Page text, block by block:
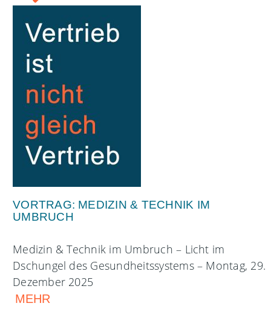
VORTRAG: MEDIZIN & TECHNIK IM
UMBRUCH
Medizin & Technik im Umbruch – Licht im
Dschungel des Gesundheitssystems – Montag, 29.
Dezember 2025
MEHR